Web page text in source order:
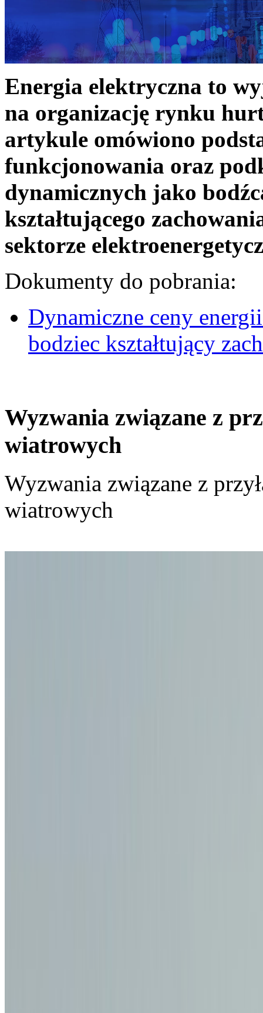
Energia elektryczna to
na organizację rynku
artykule omówiono
funkcjonowania oraz
dynamicznych jako
kształtującego
sektorze
Dokumenty do pobrania:
Dynamiczne ceny
bodziec kształtujący
Wyzwania związane z
wiatrowych
Wyzwania związane z
wiatrowych